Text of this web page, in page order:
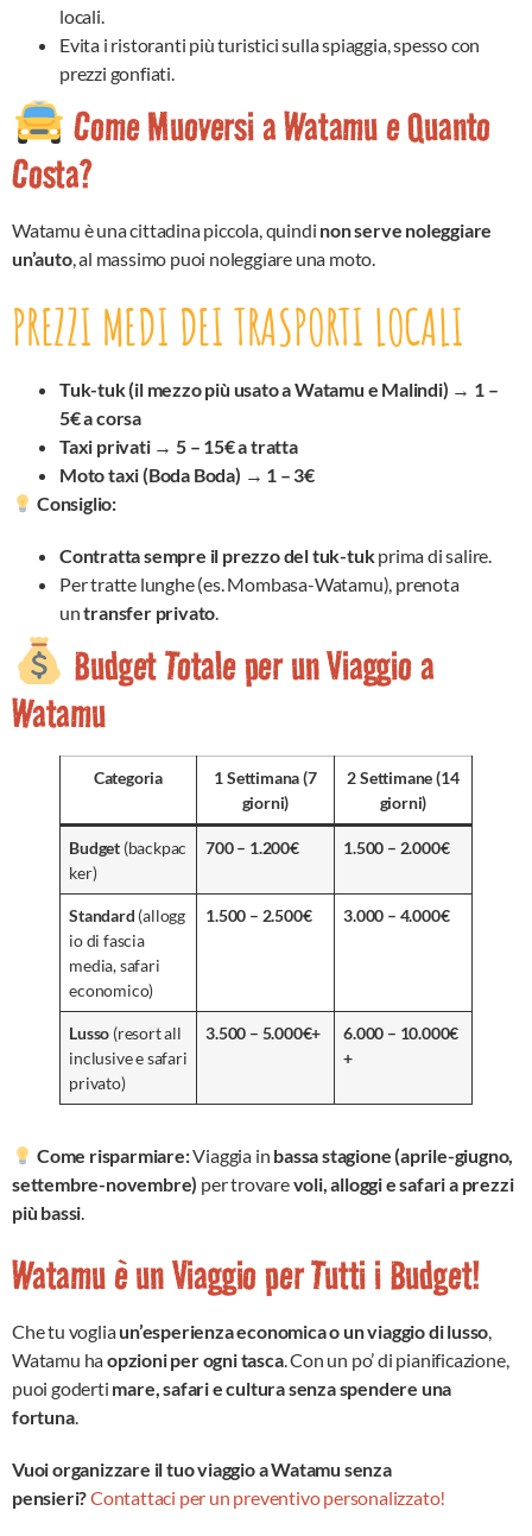
locali.
Evita i ristoranti più turistici sulla spiaggia, spesso con
prezzi gonfiati.
Come Muoversi a Watamu e Quanto
Costa?
Watamu è una cittadina piccola, quindi non serve noleggiare
un’auto, al massimo puoi noleggiare una moto.
PREZZI MEDI DEI TRASPORTI LOCALI
Tuk-tuk (il mezzo più usato a Watamu e Malindi) → 1 –
5€ a corsa
Taxi privati→5 – 15€ a tratta
Moto taxi (Boda Boda) → 1 – 3€
Consiglio:
Contratta sempre il prezzo del tuk-tukprima di salire.
Per tratte lunghe (es. Mombasa-Watamu), prenota
untransfer privato.
Budget Totale per un Viaggio a
Watamu
Categoria
1 Settimana (7
giorni)
2 Settimane (14
giorni)
Budget (backpac
ker)
700 – 1.200€ 1.500 – 2.000€
Standard (allogg
io di fascia
media, safari
economico)
1.500 – 2.500€ 3.000 – 4.000€
Lusso (resort all
inclusive e safari
privato)
3.500 – 5.000€+
6.000 – 10.000€
+
Come risparmiare:Viaggia in bassa stagione (aprile-giugno,
settembre-novembre) per trovarevoli, alloggi e safari a prezzi
più bassi.
Watamu è un Viaggio per Tutti i Budget!
Che tu vogliaun’esperienza economica o un viaggio di lusso,
Watamu haopzioni per ogni tasca. Con un po’ di pianificazione,
puoi goderti mare, safari e cultura senza spendere una
fortuna.
Vuoi organizzare il tuo viaggio a Watamu senza
pensieri?Contattaci per un preventivo personalizzato!